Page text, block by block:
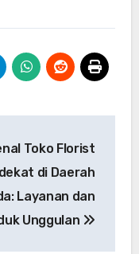
Toko Florist
di Daerah
Layanan dan
Unggulan